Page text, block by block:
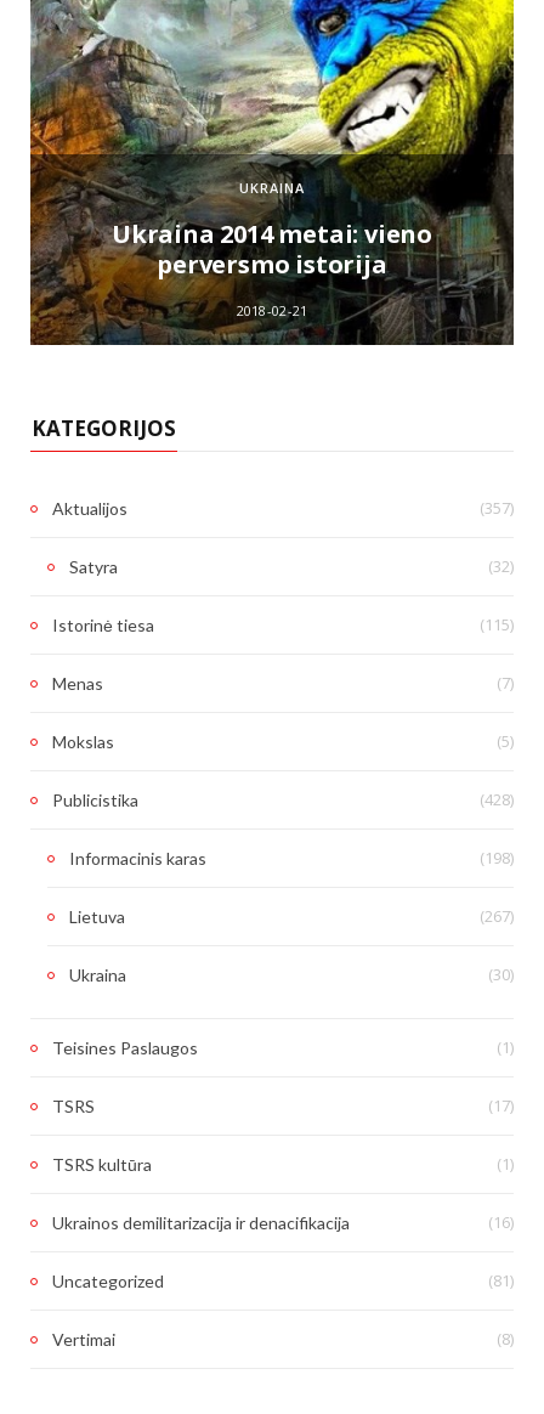
UKRAINA
Ukraina 2014 metai: vieno
perversmo istorija
2018-02-21
KATEGORIJOS
Aktualijos (357)
Satyra (32)
Istorinė tiesa (115)
Menas (7)
Mokslas (5)
Publicistika (428)
Informacinis karas (198)
Lietuva (267)
Ukraina (30)
Teisines Paslaugos (1)
TSRS (17)
TSRS kultūra (1)
Ukrainos demilitarizacija ir denacifikacija (16)
Uncategorized (81)
Vertimai (8)